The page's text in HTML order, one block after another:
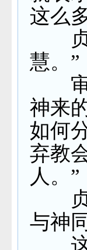
这么
贞
慧。”
审
神来
如何
弃教
人。”
贞
与神
这